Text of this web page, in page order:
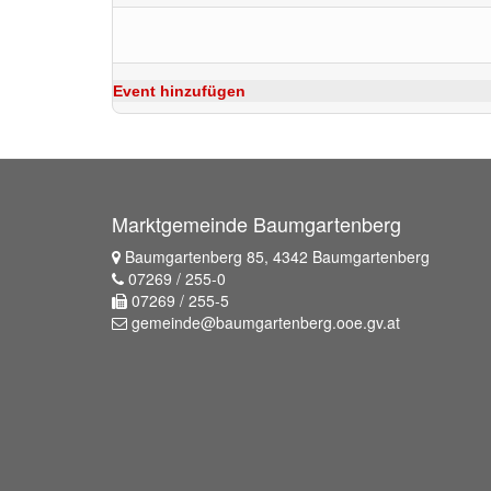
Event hinzufügen
Marktgemeinde Baumgartenberg
Baumgartenberg 85, 4342 Baumgartenberg
07269 / 255-0
07269 / 255-5
gemeinde@baumgartenberg.ooe.gv.at